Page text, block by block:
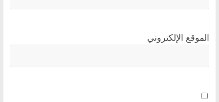
الموقع الإلكتروني